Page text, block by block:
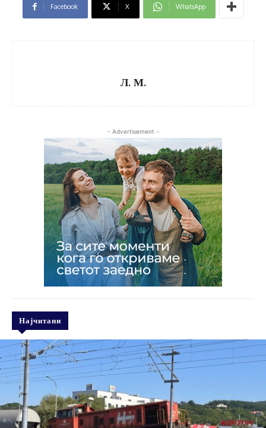
Facebook X WhatsApp
Л. М.
- Advertisement -
Најчитани